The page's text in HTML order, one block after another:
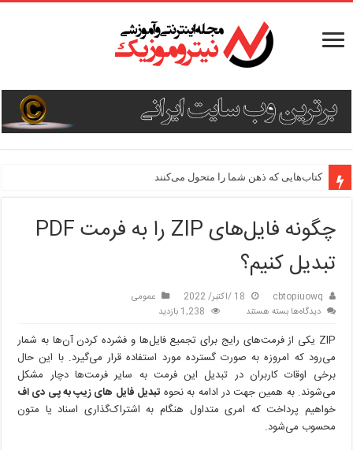
کتاب‌هایی که ذهن شما را متحول می‌کنند
دستور پخت ۳ غذای جدید و هیجان‌انگیز
چگونه فایل‌های ZIP را به فرمت PDF
تبدیل کنیم؟
cbtopiuowq 18 /اکتبر/ 2022
عمومی
دیدگاه‌هابرای
فایل‌های
ZIP
را
فرمت
PDF
تبدیل
بسته هستند 1,238 بازدید
ZIP یکی از فرمت‌های رایج برای تجمیع فایل‌ها و فشرده کردن آن‌ها به شمار
می‌رود که امروزه به صورت گسترده مورد استفاده قرار می‌گیرد. با این حال
برخی اوقات کاربران در تبدیل این فرمت به سایر فرمت‌ها دچار مشکل
می‌شوند. به همین جهت در ادامه به نحوه تبدیل فایل های زیپ به پی دی اف
خواهیم پرداخت که امری متداول هنگام به اشتراک‌گذاری اسناد یا متون
محسوب می‌شود.